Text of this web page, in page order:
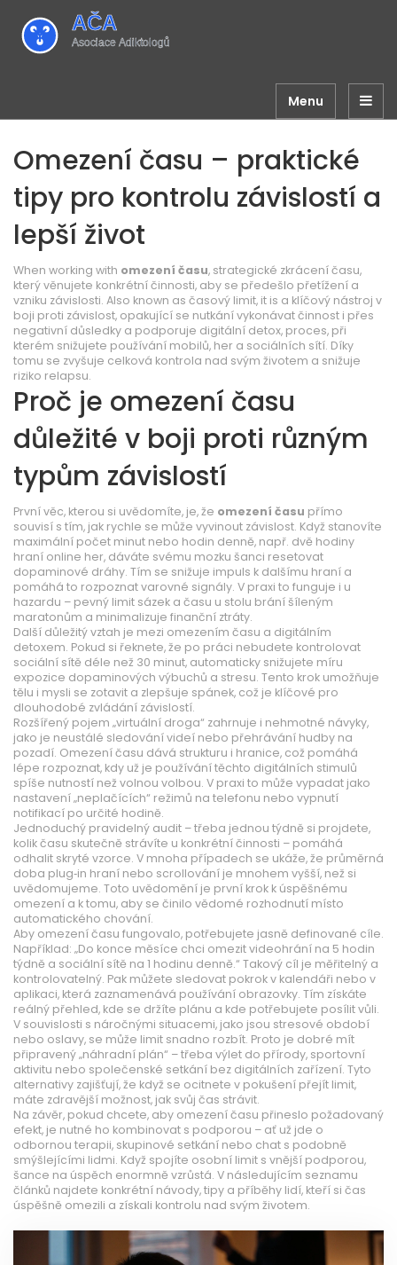
Menu
Omezení času – praktické
tipy pro kontrolu závislostí a
lepší život
When working with omezení času, strategické zkrácení času,
který věnujete konkrétní činnosti, aby se předešlo přetížení a
vzniku závislosti. Also known as časový limit, it is a klíčový nástroj v
boji proti závislost, opakující se nutkání vykonávat činnost i přes
negativní důsledky a podporuje digitální detox, proces, při
kterém snižujete používání mobilů, her a sociálních sítí. Díky
tomu se zvyšuje celková kontrola nad svým životem a snižuje
riziko relapsu.
Proč je omezení času
důležité v boji proti různým
typům závislostí
První věc, kterou si uvědomíte, je, že omezení času přímo
souvisí s tím, jak rychle se může vyvinout závislost. Když stanovíte
maximální počet minut nebo hodin denně, např. dvě hodiny
hraní online her, dáváte svému mozku šanci resetovat
dopaminové dráhy. Tím se snižuje impuls k dalšímu hraní a
pomáhá to rozpoznat varovné signály. V praxi to funguje i u
hazardu – pevný limit sázek a času u stolu brání šíleným
maratonům a minimalizuje finanční ztráty.
Další důležitý vztah je mezi omezením času a digitálním
detoxem. Pokud si řeknete, že po práci nebudete kontrolovat
sociální sítě déle než 30 minut, automaticky snižujete míru
expozice dopaminových výbuchů a stresu. Tento krok umožňuje
tělu i mysli se zotavit a zlepšuje spánek, což je klíčové pro
dlouhodobé zvládání závislostí.
Rozšířený pojem „virtuální droga“ zahrnuje i nehmotné návyky,
jako je neustálé sledování videí nebo přehrávání hudby na
pozadí. Omezení času dává strukturu i hranice, což pomáhá
lépe rozpoznat, kdy už je používání těchto digitálních stimulů
spíše nutností než volnou volbou. V praxi to může vypadat jako
nastavení „neplačících“ režimů na telefonu nebo vypnutí
notifikací po určité hodině.
Jednoduchý pravidelný audit – třeba jednou týdně si projdete,
kolik času skutečně strávíte u konkrétní činnosti – pomáhá
odhalit skryté vzorce. V mnoha případech se ukáže, že průměrná
doba plug‑in hraní nebo scrollování je mnohem vyšší, než si
uvědomujeme. Toto uvědomění je první krok k úspěšnému
omezení a k tomu, aby se činilo vědomé rozhodnutí místo
automatického chování.
Aby omezení času fungovalo, potřebujete jasně definované cíle.
Například: „Do konce měsíce chci omezit videohrání na 5 hodin
týdně a sociální sítě na 1 hodinu denně.“ Takový cíl je měřitelný a
kontrolovatelný. Pak můžete sledovat pokrok v kalendáři nebo v
aplikaci, která zaznamenává používání obrazovky. Tím získáte
reálný přehled, kde se držíte plánu a kde potřebujete posílit vůli.
V souvislosti s náročnými situacemi, jako jsou stresové období
nebo oslavy, se může limit snadno rozbít. Proto je dobré mít
připravený „náhradní plán“ – třeba výlet do přírody, sportovní
aktivitu nebo společenské setkání bez digitálních zařízení. Tyto
alternativy zajišťují, že když se ocitnete v pokušení přejít limit,
máte zdravější možnost, jak svůj čas strávit.
Na závěr, pokud chcete, aby omezení času přineslo požadovaný
efekt, je nutné ho kombinovat s podporou – ať už jde o
odbornou terapii, skupinové setkání nebo chat s podobně
smýšlejícími lidmi. Když spojíte osobní limit s vnější podporou,
šance na úspěch enormně vzrůstá. V následujícím seznamu
článků najdete konkrétní návody, tipy a příběhy lidí, kteří si čas
úspěšně omezili a získali kontrolu nad svým životem.